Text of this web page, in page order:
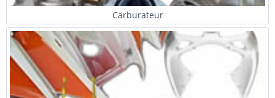
Carburateur